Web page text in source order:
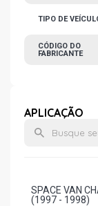
TIPO DE
CÓDIGO DO
FABRICANTE
APLICAÇÃO
SPACE VAN
(1997 - 1998)